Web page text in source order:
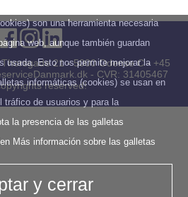
21 - 5000 Odense C - +45
- CVR: 31405467
reserved!
son una herramienta necesaria
web, aunque también guardan
usada. Esto nos permite mejorar la
informáticas (cookies) se usan en
tráfico de usuarios y para la
la presencia de las galletas
Más información sobre las galletas
y cerrar